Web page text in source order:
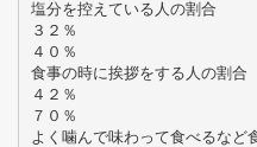
塩分を控えている人の割合
３２％
４０％
食事の時に挨拶をする人の割合
４２％
７０％
よく噛んで味わって食べるなど